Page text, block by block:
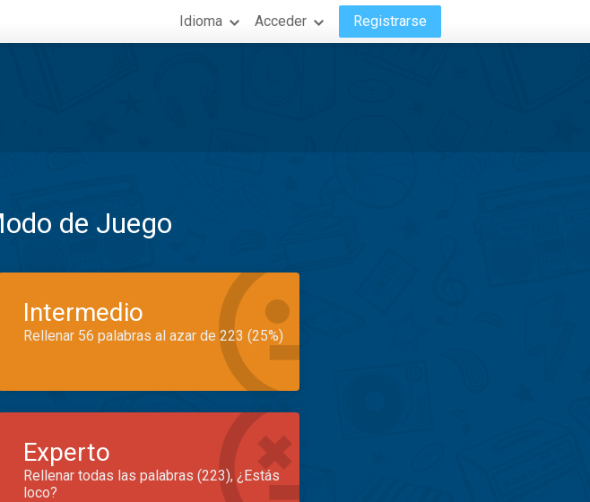
Idioma Acceder Registrarse
de Juego
Intermedio
Rellenar 56 palabras al azar de 223 (25%)
Experto
Rellenar todas las palabras (223), ¿Estás
loco?